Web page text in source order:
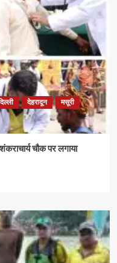
देहरादून
मसूरी
चौक पर लगाया